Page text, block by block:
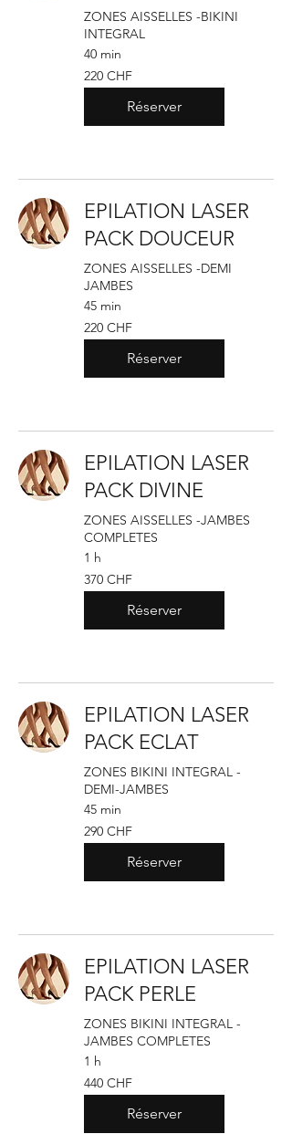
ZONES AISSELLES -BIKINI
INTEGRAL
40 min
220
francs
suisses
220 CHF
Réserver
EPILATION LASER
PACK DOUCEUR
ZONES AISSELLES -DEMI
JAMBES
45 min
220
francs
suisses
220 CHF
Réserver
EPILATION LASER
PACK DIVINE
ZONES AISSELLES -JAMBES
COMPLETES
1 h
370
francs
suisses
370 CHF
Réserver
EPILATION LASER
PACK ECLAT
ZONES BIKINI INTEGRAL -
DEMI-JAMBES
45 min
290
francs
suisses
290 CHF
Réserver
EPILATION LASER
PACK PERLE
ZONES BIKINI INTEGRAL -
JAMBES COMPLETES
1 h
440
francs
suisses
440 CHF
Réserver